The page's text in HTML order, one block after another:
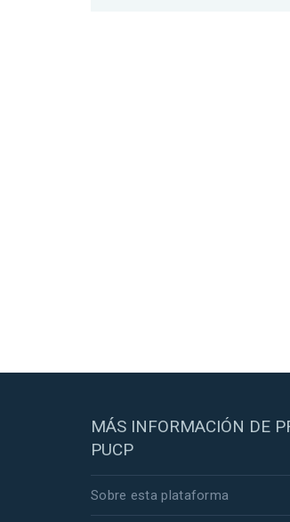
MÁS INFORMACIÓN DE
PUCP
Sobre esta plataforma